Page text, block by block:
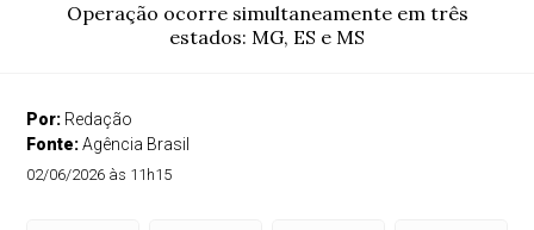
Operação ocorre simultaneamente em três
estados: MG, ES e MS
Por: Redação
Fonte:Agência Brasil
02/06/2026 às 11h15